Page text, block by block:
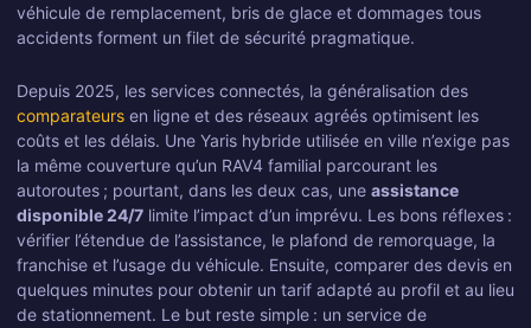
véhicule de remplacement, bris de glace et dommages tous
accidents forment un filet de sécurité pragmatique.
Depuis 2025, les services connectés, la généralisation des
comparateurs en ligne et des réseaux agréés optimisent les
coûts et les délais. Une Yaris hybride utilisée en ville n’exige pas
la même couverture qu’un RAV4 familial parcourant les
autoroutes ; pourtant, dans les deux cas, une assistance
disponible 24/7 limite l’impact d’un imprévu. Les bons réflexes :
vérifier l’étendue de l’assistance, le plafond de remorquage, la
franchise et l’usage du véhicule. Ensuite, comparer des devis en
quelques minutes pour obtenir un tarif adapté au profil et au lieu
de stationnement. Le but reste simple : un service de